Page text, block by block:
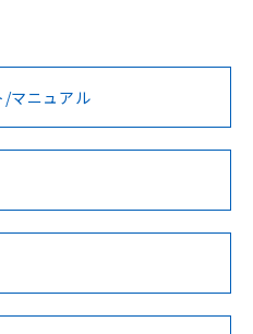
ただく前に、以下を必ずお読
Cd Cr(VI)
/マニュアル